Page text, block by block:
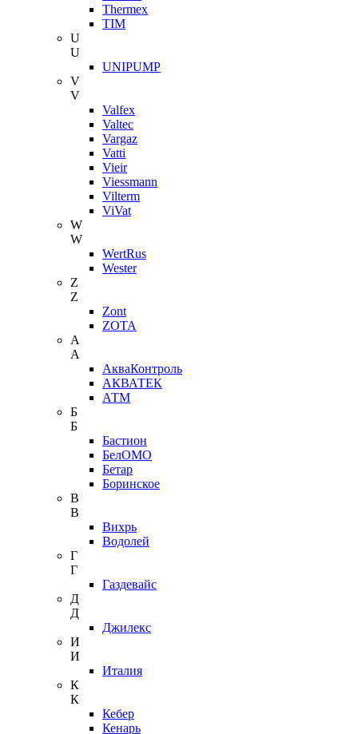
Thermex
TIM
U
U
UNIPUMP
V
V
Valfex
Valtec
Vargaz
Vatti
Vieir
Viessmann
Vilterm
ViVat
W
W
WertRus
Wester
Z
Z
Zont
ZOTA
А
А
АкваКонтроль
АКВАТЕК
АТМ
Б
Б
Бастион
БелОМО
Бетар
Боринское
В
В
Вихрь
Водолей
Г
Г
Газдевайс
Д
Д
Джилекс
И
И
Италия
К
К
Кебер
Кенарь